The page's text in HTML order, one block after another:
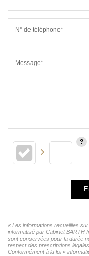
N° de téléphone*
Message*
« Les informations recueillies
informatisé par Cabinet BARTH
sont conservées pour la durée
respect des prescriptions
Conformément à la loi «